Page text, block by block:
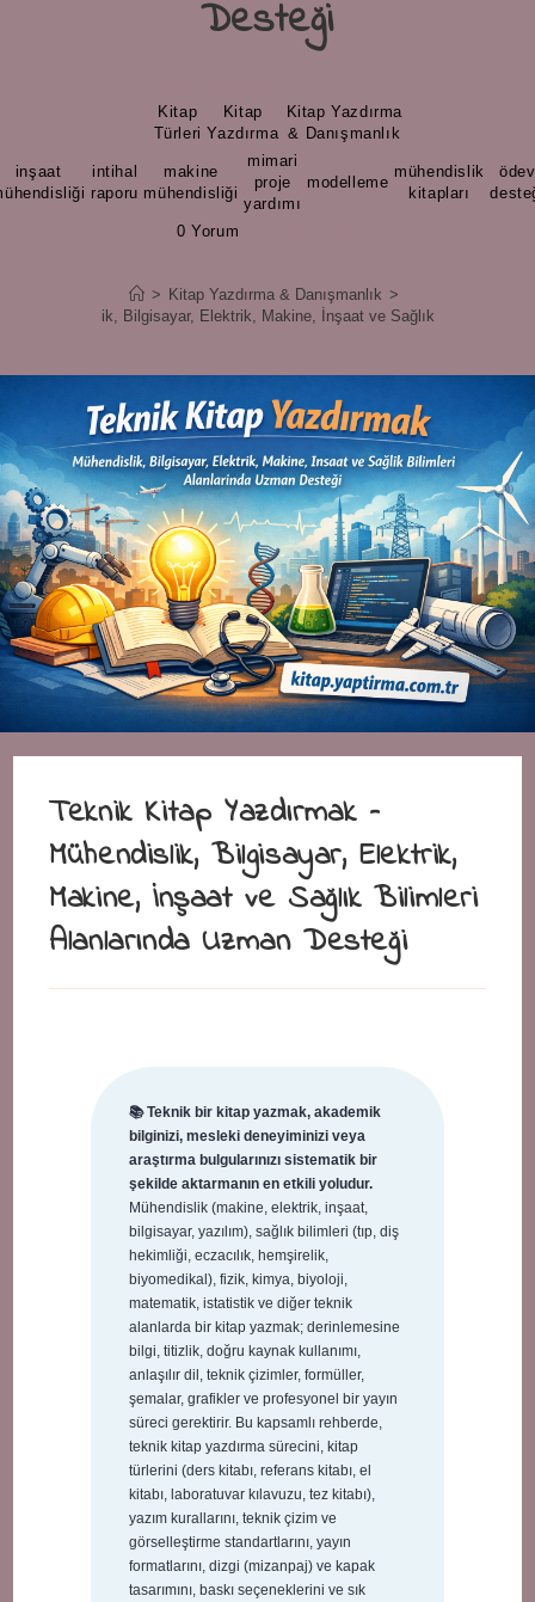
Desteği
Kitap
Türleri
/
Kitap
Yazdırma
Kitap Yazdırma
& Danışmanlık
inşaat
intihal
raporu
makine
mühendisliği
mimari
proje
yardımı
modelleme
mühendislik
kitapları
ödev
0 Yorum
> Kitap Yazdırma & Danışmanlık >
– Mühendislik, Bilgisayar, Elektrik, Makine, İnşaat ve Sağlık Bilimleri
Teknik Kitap Yazdırmak –
Mühendislik, Bilgisayar, Elektrik,
Makine, İnşaat ve Sağlık Bilimleri
Alanlarında Uzman Desteği
📚 Teknik bir kitap yazmak, akademik
bilginizi, mesleki deneyiminizi veya
araştırma bulgularınızı sistematik bir
şekilde aktarmanın en etkili yoludur.
Mühendislik (makine, elektrik, inşaat,
bilgisayar, yazılım), sağlık bilimleri (tıp, diş
hekimliği, eczacılık, hemşirelik,
biyomedikal), fizik, kimya, biyoloji,
matematik, istatistik ve diğer teknik
alanlarda bir kitap yazmak; derinlemesine
bilgi, titizlik, doğru kaynak kullanımı,
anlaşılır dil, teknik çizimler, formüller,
şemalar, grafikler ve profesyonel bir yayın
süreci gerektirir. Bu kapsamlı rehberde,
teknik kitap yazdırma sürecini, kitap
türlerini (ders kitabı, referans kitabı, el
kitabı, laboratuvar kılavuzu, tez kitabı),
yazım kurallarını, teknik çizim ve
görselleştirme standartlarını, yayın
formatlarını, dizgi (mizanpaj) ve kapak
tasarımını, baskı seçeneklerini ve sık